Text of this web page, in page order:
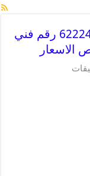
تصليح طباخات جليب الشيوخ 62224041 رقم فني
الاسعار